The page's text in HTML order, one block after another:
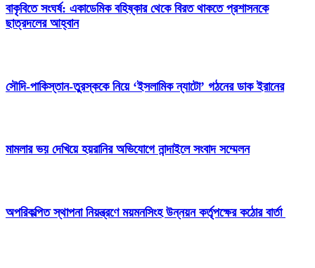
বাকৃবিতে সংঘর্ষ: একাডেমিক বহিষ্কার থেকে বিরত থাকতে প্রশাসনকে
ছাত্রদলের আহ্বান
সৌদি-পাকিস্তান-তুরস্ককে নিয়ে ‘ইসলামিক ন্যাটো’ গঠনের ডাক ইরানের
মামলার ভয় দেখিয়ে হয়রানির অভিযোগে নান্দাইলে সংবাদ সম্মেলন
অপরিকল্পিত স্থাপনা নিয়ন্ত্রণে ময়মনসিংহ উন্নয়ন কর্তৃপক্ষের কঠোর বার্তা